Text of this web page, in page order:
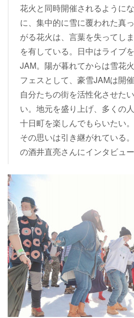
花火と同時開催されるように
に、集中的に雪に覆われた真
がる花火は、言葉を失ってし
を有している。日中はライブ
JAM。陽が暮れてからは雪花
フェスとして、豪雪JAMは開
自分たちの街を活性化させた
い。地元を盛り上げ、多くの
十日町を楽しんでもらいたい
その思いは引き継がれている
の酒井直亮さんにインタビュー